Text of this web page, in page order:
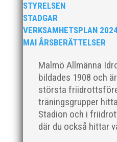
STYRELSEN
STADGAR
VERKSAMHETSPLAN
MAI ÅRSBERÄTTELSER
Malmö Allmänna
bildades 1908 och
största
träningsgrupper
Stadion och i
där du också hittar
främsta i varje...
Klubbchef – Malmö
Vill du vara med och
utveckling i en av Sveriges
friidrottsföreningar?
– MAI – söker en